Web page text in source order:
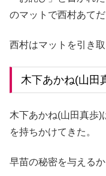
のマットで西村あてだ
西村はマットを引き取
木下あかね(山田
木下あかね(山田真歩)
を持ちかけてきた。
早苗の秘密を与える